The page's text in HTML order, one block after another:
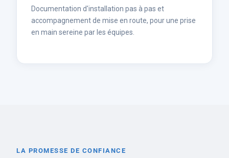
Documentation d'installation pas à pas et
accompagnement de mise en route, pour une prise
en main sereine par les équipes.
LA PROMESSE DE CONFIANCE